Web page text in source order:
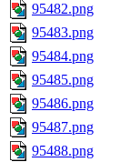
95482.png
95483.png
95484.png
95485.png
95486.png
95487.png
95488.png